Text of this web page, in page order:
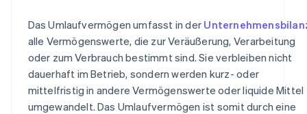
Das Umlaufvermögen umfasst in der
alle Vermögenswerte, die zur Veräußerung, Verarbeitung
oder zum Verbrauch bestimmt sind. Sie verbleiben nicht
dauerhaft im Betrieb, sondern werden kurz- oder
mittelfristig in andere Vermögenswerte oder liquide Mittel
umgewandelt. Das Umlaufvermögen ist somit durch eine